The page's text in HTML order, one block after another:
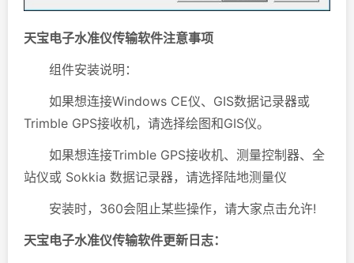
天宝电子水准仪传输软件注意事项
组件安装说明：
如果想连接Windows CE仪、GIS数据记录器或
Trimble GPS接收机，请选择绘图和GIS仪。
如果想连接Trimble GPS接收机、测量控制器、全
站仪或 Sokkia 数据记录器，请选择陆地测量仪
安装时，360会阻止某些操作，请大家点击允许!
天宝电子水准仪传输软件更新日志：